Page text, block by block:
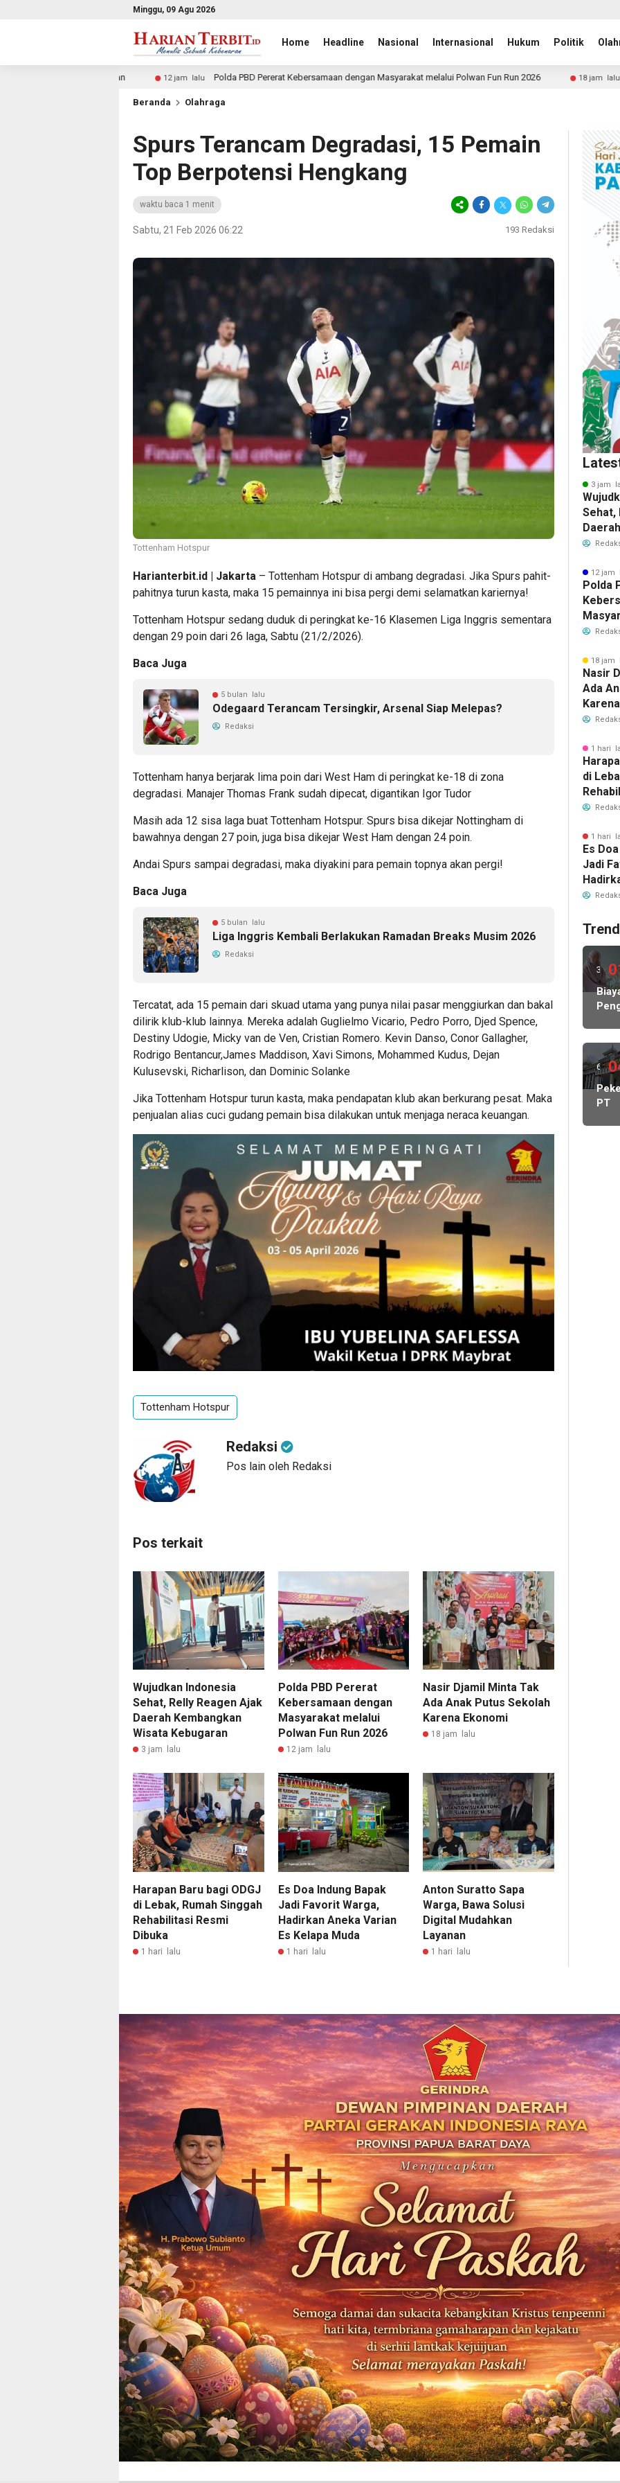
Minggu, 09 Agu 2026
Home Headline Nasional Internasional Hukum Politik
Polda PBD Pererat Kebersamaan dengan Masyarakat melalui Polwan Fun Run 2026 18 jam lalu Nasir Djamil Minta Tak
Beranda Olahraga
Spurs Terancam Degradasi, 15 Pemain
Top Berpotensi Hengkang
waktu baca 1 menit
Sabtu, 21 Feb 2026 06:22 193 Redaksi
Tottenham Hotspur
Harianterbit.id | Jakarta – Tottenham Hotspur di ambang degradasi. Jika Spurs pahit-
pahitnya turun kasta, maka 15 pemainnya ini bisa pergi demi selamatkan kariernya!
Tottenham Hotspur sedang duduk di peringkat ke-16 Klasemen Liga Inggris sementara
dengan 29 poin dari 26 laga, Sabtu (21/2/2026).
Baca Juga
5 bulan lalu
Odegaard Terancam Tersingkir, Arsenal Siap Melepas?
Redaksi
Tottenham hanya berjarak lima poin dari West Ham di peringkat ke-18 di zona
degradasi. Manajer Thomas Frank sudah dipecat, digantikan Igor Tudor
Masih ada 12 sisa laga buat Tottenham Hotspur. Spurs bisa dikejar Nottingham di
bawahnya dengan 27 poin, juga bisa dikejar West Ham dengan 24 poin.
Andai Spurs sampai degradasi, maka diyakini para pemain topnya akan pergi!
Baca Juga
5 bulan lalu
Liga Inggris Kembali Berlakukan Ramadan Breaks Musim 2026
Redaksi
Tercatat, ada 15 pemain dari skuad utama yang punya nilai pasar menggiurkan dan bakal
dilirik klub-klub lainnya. Mereka adalah Guglielmo Vicario, Pedro Porro, Djed Spence,
Destiny Udogie, Micky van de Ven, Cristian Romero. Kevin Danso, Conor Gallagher,
Rodrigo Bentancur,James Maddison, Xavi Simons, Mohammed Kudus, Dejan
Kulusevski, Richarlison, dan Dominic Solanke
Jika Tottenham Hotspur turun kasta, maka pendapatan klub akan berkurang pesat. Maka
penjualan alias cuci gudang pemain bisa dilakukan untuk menjaga neraca keuangan.
Tottenham Hotspur
Redaksi
Pos lain oleh Redaksi
Pos terkait
Wujudkan Indonesia
Sehat, Relly Reagen Ajak
Daerah Kembangkan
Wisata Kebugaran
3 jam lalu
Polda PBD Pererat
Kebersamaan dengan
Masyarakat melalui
Polwan Fun Run 2026
12 jam lalu
Nasir Djamil Minta Tak
Ada Anak Putus Sekolah
Karena Ekonomi
18 jam lalu
Harapan Baru bagi ODGJ
di Lebak, Rumah Singgah
Rehabilitasi Resmi
Dibuka
1 hari lalu
Es Doa Indung Bapak
Jadi Favorit Warga,
Hadirkan Aneka Varian
Es Kelapa Muda
1 hari lalu
Anton Suratto Sapa
Warga, Bawa Solusi
Digital Mudahkan
Layanan
1 hari lalu
3 jam
Sehat,
Wisata
12 jam
Polda
Polwan
18 jam
Nasir
Ada
1 hari
di
Dibuka
1 hari
Es
Jadi
Es
3
hari
lalu
KP
6
hari
lalu
PT